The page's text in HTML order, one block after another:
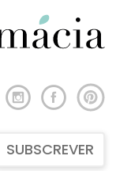
SUBSCREVER